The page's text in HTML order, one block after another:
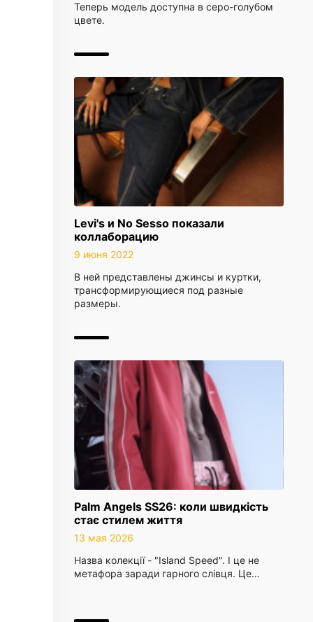
Теперь модель доступна в серо-голубом
цвете.
Levi's и No Sesso показали
коллаборацию
9 июня 2022
В ней представлены джинсы и куртки,
трансформирующиеся под разные
размеры.
Palm Angels SS26: коли швидкість
стає стилем життя
13 мая 2026
Назва колекції - "Island Speed". І це не
метафора заради гарного слівця. Це…